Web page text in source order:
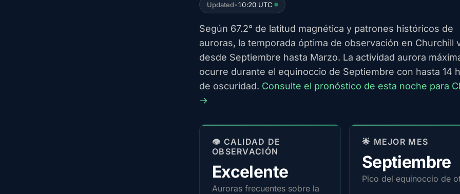
Updated•10:20 UTC
Según 67.2° de latitud magnética y patrones históricos de
auroras, la temporada óptima de observación en Churchill
desde Septiembre hasta Marzo. La actividad aurora
ocurre durante el equinoccio de Septiembre con hasta 14
de oscuridad. Consulte el pronóstico de esta noche para
→
👁️ CALIDAD DE
OBSERVACIÓN
Excelente
Auroras frecuentes sobre la
🌟 MEJOR MES
Septiembre
Pico del equinoccio de